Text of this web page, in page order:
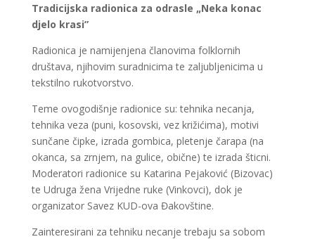
Tradicijska radionica za odrasle „Neka konac
djelo krasi”
Radionica je namijenjena članovima folklornih
društava, njihovim suradnicima te zaljubljenicima u
tekstilno rukotvorstvo.
Teme ovogodišnje radionice su: tehnika necanja,
tehnika veza (puni, kosovski, vez križićima), motivi
sunčane čipke, izrada gombica, pletenje čarapa (na
okanca, sa zrnjem, na gulice, obične) te izrada šticni.
Moderatori radionice su Katarina Pejaković (Bizovac)
te Udruga žena Vrijedne ruke (Vinkovci), dok je
organizator Savez KUD-ova Đakovštine.
Zainteresirani za ​tehniku necanje trebaju sa sobom